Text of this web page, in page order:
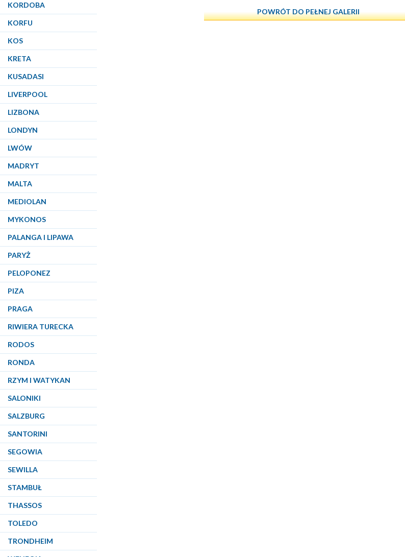
KORDOBA
KORFU
KOS
KRETA
KUSADASI
LIVERPOOL
LIZBONA
LONDYN
LWÓW
MADRYT
MALTA
MEDIOLAN
MYKONOS
PALANGA I LIPAWA
PARYŻ
PELOPONEZ
PIZA
PRAGA
RIWIERA TURECKA
RODOS
RONDA
RZYM I WATYKAN
SALONIKI
SALZBURG
SANTORINI
SEGOWIA
SEWILLA
STAMBUŁ
THASSOS
TOLEDO
TRONDHEIM
POWRÓT DO PEŁNEJ GALERII